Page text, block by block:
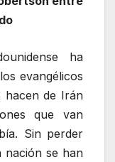
ha
evangélicos
hacen de Irán
que van
Sin perder
nación se han